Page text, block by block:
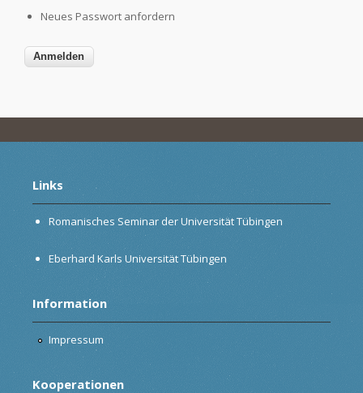
Neues Passwort anfordern
Links
Romanisches Seminar der Universität Tübingen
Eberhard Karls Universität Tübingen
Information
Impressum
Kooperationen